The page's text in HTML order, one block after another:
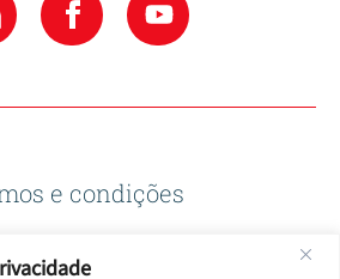
e condições